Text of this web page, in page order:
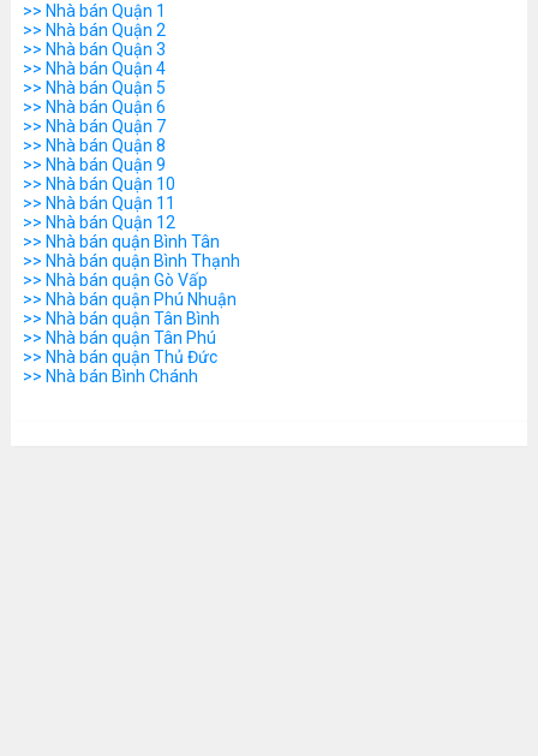
>> Nhà bán Quận 1
>> Nhà bán Quận 2
>> Nhà bán Quận 3
>> Nhà bán Quận 4
>> Nhà bán Quận 5
>> Nhà bán Quận 6
>> Nhà bán Quận 7
>> Nhà bán Quận 8
>> Nhà bán Quận 9
>> Nhà bán Quận 10
>> Nhà bán Quận 11
>> Nhà bán Quận 12
>> Nhà bán quận Bình Tân
>> Nhà bán quận Bình Thạnh
>> Nhà bán quận Gò Vấp
>> Nhà bán quận Phú Nhuận
>> Nhà bán quận Tân Bình
>> Nhà bán quận Tân Phú
>> Nhà bán quận Thủ Đức
>> Nhà bán Bình Chánh